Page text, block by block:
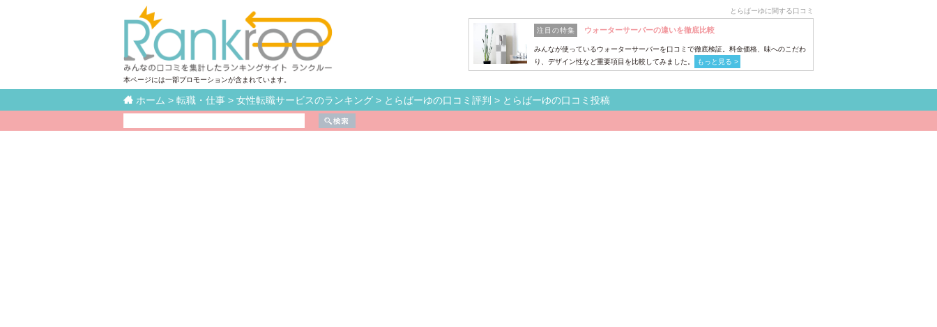
本ページには一部プロモーションが含まれています。
とらばーゆに関する口コミ
注目の特集 ウォーターサーバーの違いを徹底比較
みんなが使っているウォーターサーバーを口コミで徹底検証。料金価格、味へのこだわ
り、デザイン性など重要項目を比較してみました。
もっと見る >
 ホーム > 転職・仕事 > 女性転職サービスのランキング > とらばーゆの口コミ評判 > とらばーゆの口コミ投稿